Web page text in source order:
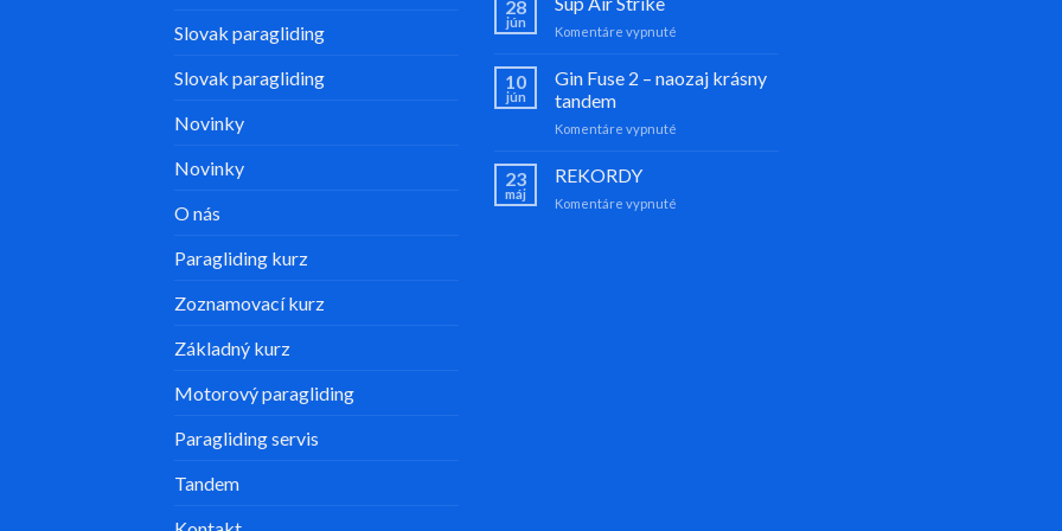
Slovak paragliding
Slovak paragliding
Novinky
Novinky
O nás
Paragliding kurz
Zoznamovací kurz
Základný kurz
Motorový paragliding
Paragliding servis
Tandem
28
jún
Komentáre vypnuté
Strike
10
jún
Gin Fuse 2 – naozaj krásny
tandem
Komentáre vypnuté
23
máj
REKORDY
Komentáre vypnuté